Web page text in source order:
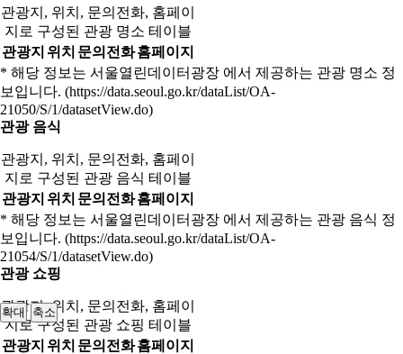
관광지, 위치, 문의전화, 홈페이
지로 구성된 관광 명소 테이블
관광지 위치 문의전화홈페이지
* 해당 정보는 서울열린데이터광장 에서 제공하는 관광 명소 정
보입니다. (https://data.seoul.go.kr/dataList/OA-
21050/S/1/datasetView.do)
관광 음식
관광지, 위치, 문의전화, 홈페이
지로 구성된 관광 음식 테이블
관광지 위치 문의전화홈페이지
* 해당 정보는 서울열린데이터광장 에서 제공하는 관광 음식 정
보입니다. (https://data.seoul.go.kr/dataList/OA-
21054/S/1/datasetView.do)
관광 쇼핑
관광지, 위치, 문의전화, 홈페이
지로 구성된 관광 쇼핑 테이블
관광지 위치 문의전화홈페이지
확대 축소